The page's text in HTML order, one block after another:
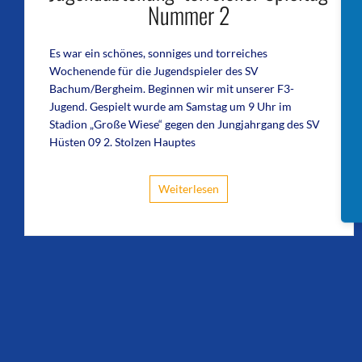
Nummer 2
Es war ein schönes, sonniges und torreiches
Wochenende für die Jugendspieler des SV
Bachum/Bergheim. Beginnen wir mit unserer F3-
Jugend. Gespielt wurde am Samstag um 9 Uhr im
Stadion „Große Wiese“ gegen den Jungjahrgang des SV
Hüsten 09 2. Stolzen Hauptes
Weiterlesen